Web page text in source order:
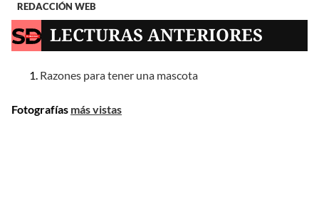
REDACCIÓN WEB
LECTURAS ANTERIORES
Razones para tener una mascota
Fotografías más vistas